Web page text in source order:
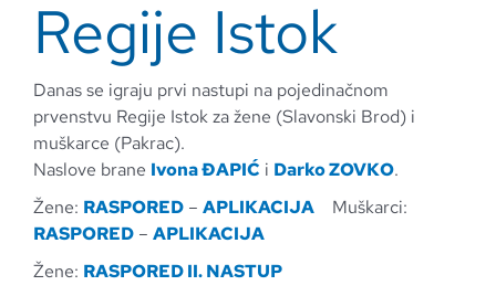
Regije Istok
Danas se igraju prvi nastupi na pojedinačnom
prvenstvu Regije Istok za žene (Slavonski Brod) i
muškarce (Pakrac).
Naslove brane Ivona ĐAPIĆ i Darko ZOVKO.
Žene: RASPORED– APLIKACIJAMuškarci:
RASPORED– APLIKACIJA
Žene: RASPORED II. NASTUP